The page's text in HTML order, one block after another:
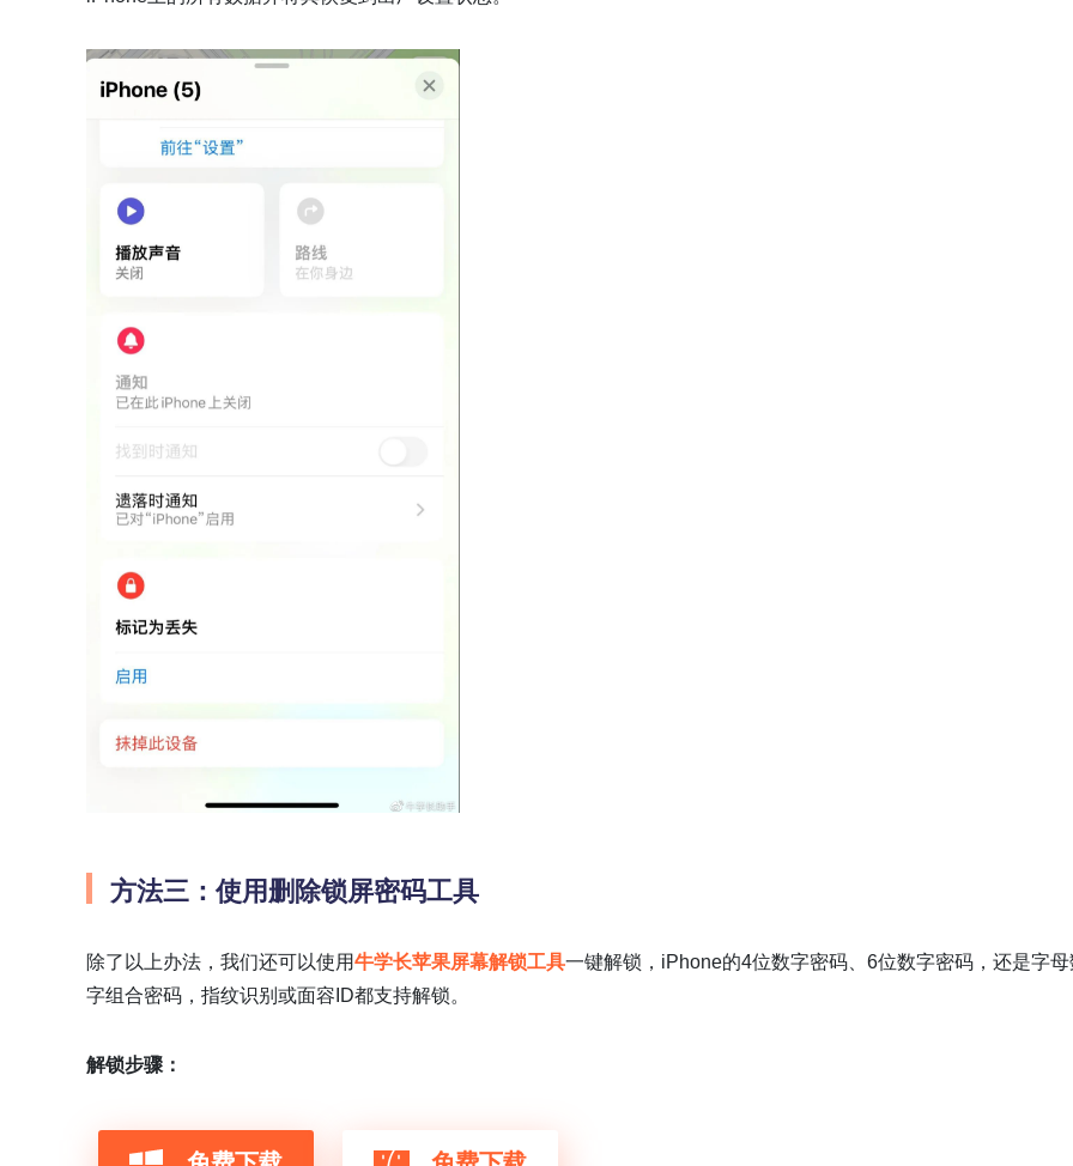
方法三：使用删除锁屏密码工具
除了以上办法，我们还可以使用牛学长苹果屏幕解锁工具一键解锁，iPhone的4位数字密码、6位数字密码，还是字母
字组合密码，指纹识别或面容ID都支持解锁。
解锁步骤：